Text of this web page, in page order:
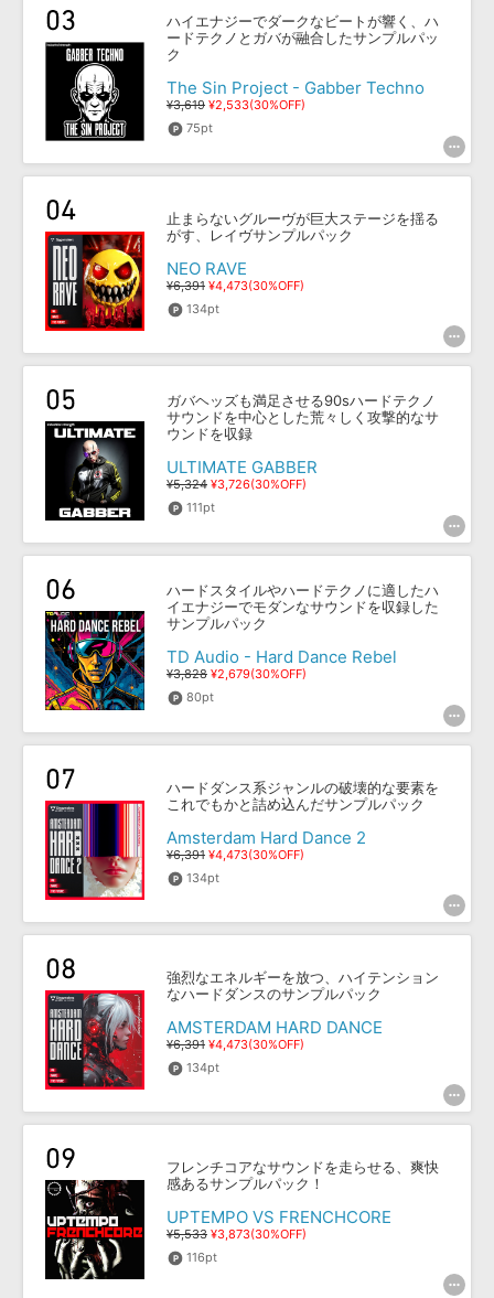
SLS 音素材の制作・ライセンス提供
ハイエナジーでダークなビートが響く、ハ
ードテクノとガバが融合したサンプルパッ
ク
The Sin Project - Gabber Techno
¥3,619 ¥2,533(30%OFF)
75pt
止まらないグルーヴが巨大ステージを揺る
がす、レイヴサンプルパック
NEO RAVE
¥6,391 ¥4,473(30%OFF)
134pt
ガバヘッズも満足させる90sハードテクノ
サウンドを中心とした荒々しく攻撃的なサ
ウンドを収録
ULTIMATE GABBER
¥5,324 ¥3,726(30%OFF)
111pt
ハードスタイルやハードテクノに適したハ
イエナジーでモダンなサウンドを収録した
サンプルパック
TD Audio - Hard Dance Rebel
¥3,828 ¥2,679(30%OFF)
80pt
ハードダンス系ジャンルの破壊的な要素を
これでもかと詰め込んだサンプルパック
Amsterdam Hard Dance 2
¥6,391 ¥4,473(30%OFF)
134pt
強烈なエネルギーを放つ、ハイテンション
なハードダンスのサンプルパック
AMSTERDAM HARD DANCE
¥6,391 ¥4,473(30%OFF)
134pt
フレンチコアなサウンドを走らせる、爽快
感あるサンプルパック！
UPTEMPO VS FRENCHCORE
¥5,533 ¥3,873(30%OFF)
116pt